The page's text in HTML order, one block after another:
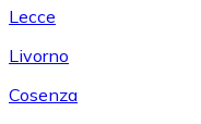
Lecce
Livorno
Cosenza